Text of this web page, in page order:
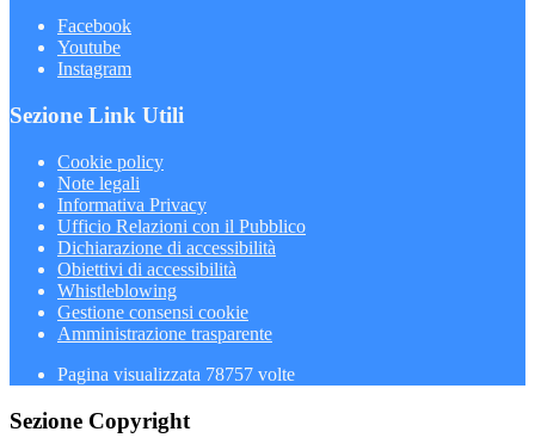
Facebook
Youtube
Instagram
Sezione Link Utili
Cookie policy
Note legali
Informativa Privacy
Ufficio Relazioni con il Pubblico
Dichiarazione di accessibilità
Obiettivi di accessibilità
Whistleblowing
Gestione consensi cookie
Amministrazione trasparente
Pagina visualizzata 78757 volte
Sezione Copyright